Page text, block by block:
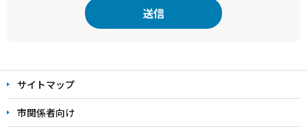
文
こ
こ
ま
サイトマップ
市関係者向け